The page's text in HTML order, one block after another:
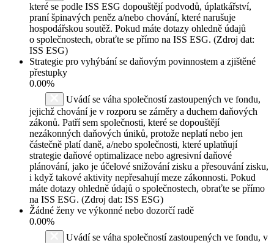
které se podle ISS ESG dopouštějí podvodů, úplatkářství,
praní špinavých peněz a/nebo chování, které narušuje
hospodářskou soutěž. Pokud máte dotazy ohledně údajů
o společnostech, obraťte se přímo na ISS ESG. (Zdroj dat:
ISS ESG)
Strategie pro vyhýbání se daňovým povinnostem a zjištěné
přestupky
0.00%
Uvádí se váha společností zastoupených ve fondu,
jejichž chování je v rozporu se záměry a duchem daňových
zákonů. Patří sem společnosti, které se dopouštějí
nezákonných daňových úniků, protože neplatí nebo jen
částečně platí daně, a/nebo společnosti, které uplatňují
strategie daňové optimalizace nebo agresivní daňové
plánování, jako je účelové snižování zisku a přesouvání zisku,
i když takové aktivity nepřesahují meze zákonnosti. Pokud
máte dotazy ohledně údajů o společnostech, obraťte se přímo
na ISS ESG. (Zdroj dat: ISS ESG)
Žádné ženy ve výkonné nebo dozorčí radě
0.00%
Uvádí se váha společností zastoupených ve fondu, v